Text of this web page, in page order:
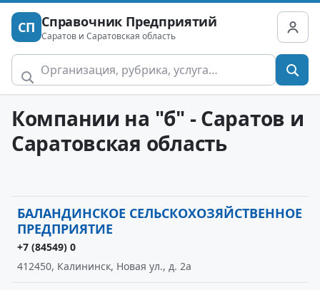
СП Справочник Предприятий
Саратов и Саратовская область
Компании на "б" - Саратов и
Саратовская область
БАЛАНДИНСКОЕ СЕЛЬСКОХОЗЯЙСТВЕННОЕ
ПРЕДПРИЯТИЕ
+7 (84549) 0
412450, Калининск, Новая ул., д. 2а